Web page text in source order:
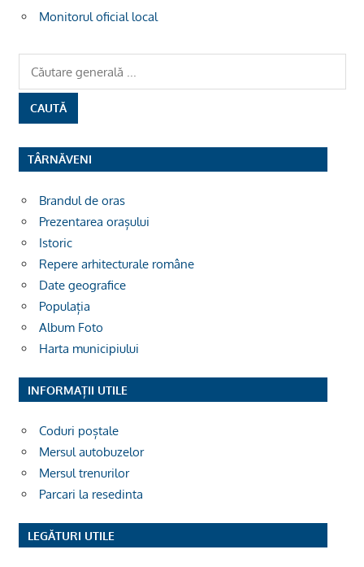
Monitorul oficial local
TÂRNĂVENI
Brandul de oras
Prezentarea orașului
Istoric
Repere arhitecturale române
Date geografice
Populația
Album Foto
Harta municipiului
INFORMAȚII UTILE
Coduri poștale
Mersul autobuzelor
Mersul trenurilor
Parcari la resedinta
LEGĂTURI UTILE